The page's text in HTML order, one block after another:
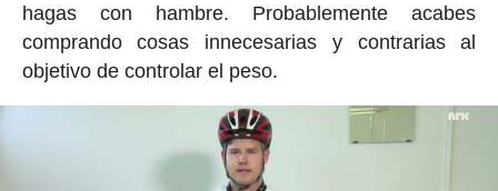
hagas con hambre. Probablemente acabes
comprando cosas innecesarias y contrarias al
objetivo de controlar el peso.